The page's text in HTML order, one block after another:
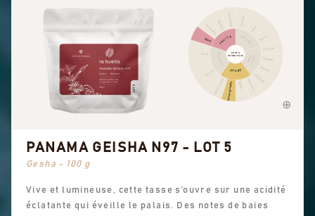
Cannelle
Poivre
Piquant
Chocolat
Noisette
Amande
Cacahuète
Sucre roux
Douceur générale
Arômes sucrés
Thé noir
Floral
Baies
Fruits secs
Autres fruits
ÉPICES
SUCRÉ
FRUITÉ
PROFIL
AROMATIQUE
PANAMA GEISHA N97 - LOT 5
Gesha - 100 g
Vive et lumineuse, cette tasse s’ouvre sur une acidité
éclatante qui éveille le palais. Des notes de baies